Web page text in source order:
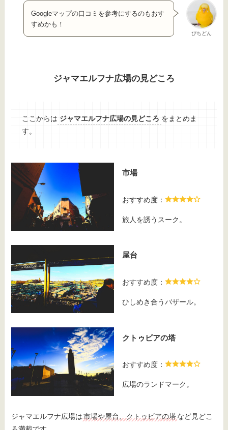
ぴちどん
Googleマップの口コミを参考にするのもおす
すめかも！
ジャマエルフナ広場の見どころ
ここからは ジャマエルフナ広場の見どころ をまとめま
す。
市場
おすすめ度：
旅人を誘うスーク。
屋台
おすすめ度：
ひしめき合うバザール。
クトゥビアの塔
おすすめ度：
広場のランドマーク。
ジャマエルフナ広場は 市場や屋台、クトゥビアの塔など見どこ